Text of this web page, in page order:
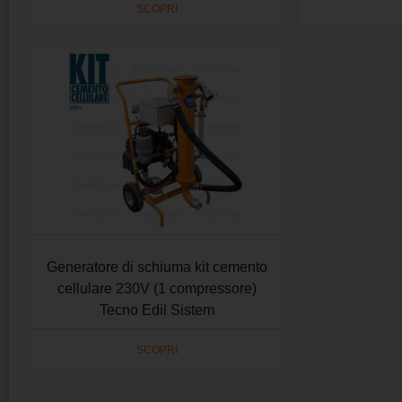
SCOPRI
Generatore di schiuma kit cemento
cellulare 230V (1 compressore)
Tecno Edil Sistem
SCOPRI